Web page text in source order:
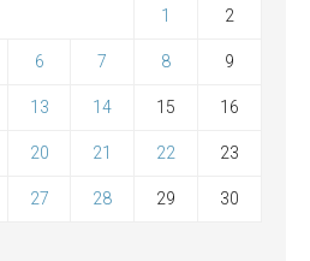
1 2
6 7 8 9
13 14 15 16
20 21 22 23
27 28 29 30